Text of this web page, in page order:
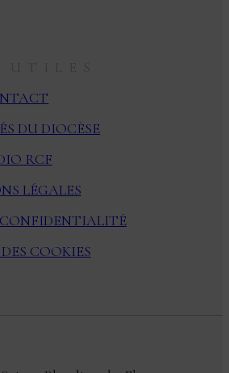
DU DIOCÈSE
RCF
LÉGALES
COOKIES